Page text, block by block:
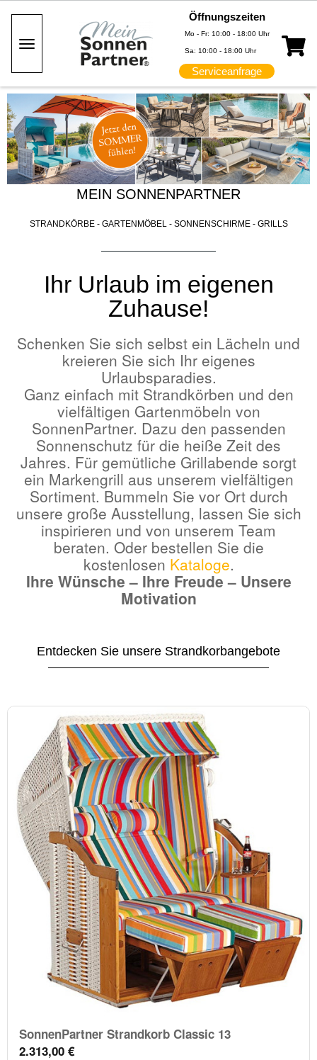
Toggle Navigation
Öffnungszeiten
Mo - Fr: 10:00 - 18:00 Uhr
Sa: 10:00 - 18:00 Uhr
Serviceanfrage
MEIN SONNENPARTNER
STRANDKÖRBE - GARTENMÖBEL - SONNENSCHIRME - GRILLS
Ihr Urlaub im eigenen
Zuhause!
Schenken Sie sich selbst ein Lächeln und
kreieren Sie sich Ihr eigenes
Urlaubsparadies.
Ganz einfach mit Strandkörben und den
vielfältigen Gartenmöbeln von
SonnenPartner. Dazu den passenden
Sonnenschutz für die heiße Zeit des
Jahres. Für gemütliche Grillabende sorgt
ein Markengrill aus unserem vielfältigen
Sortiment. Bummeln Sie vor Ort durch
unsere große Ausstellung, lassen Sie sich
inspirieren und von unserem Team
beraten. Oder bestellen Sie die
kostenlosen Kataloge.
Ihre Wünsche – Ihre Freude – Unsere
Motivation
Entdecken Sie unsere Strandkorbangebote
SonnenPartner Strandkorb Classic 13
2.313,00 €